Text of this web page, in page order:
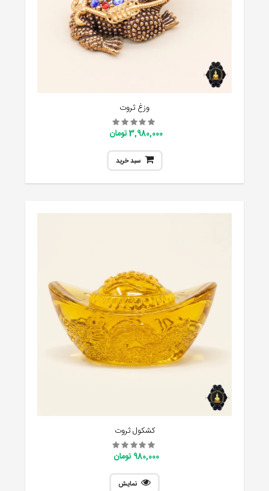
وزغ ثروت
3,980,000 تومان
سبد خرید
کشکول ثروت
980,000 تومان
نمایش